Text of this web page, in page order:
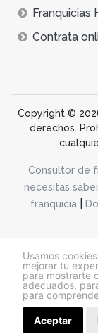
Usamos
mejorar tu
para mostrarte
adecuados,
para
Aceptar
Franquicias
Contrata
Copyright ©
derechos.
Consultor de
necesitas
franquicia|
@franquiciashoy.es |